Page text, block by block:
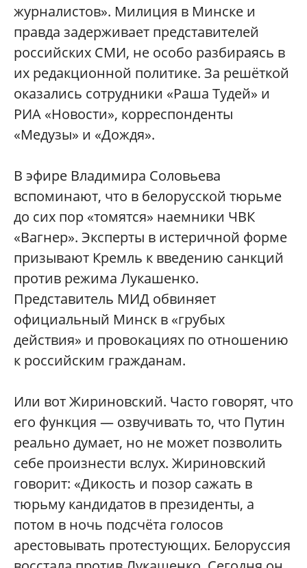
журналистов». Милиция в Минске и
правда задерживает представителей
российских СМИ, не особо разбираясь в
их редакционной политике. За решёткой
оказались сотрудники «Раша Тудей» и
РИА «Новости», корреспонденты
«Медузы» и «Дождя».
В эфире Владимира Соловьева
вспоминают, что в белорусской тюрьме
до сих пор «томятся» наемники ЧВК
«Вагнер». Эксперты в истеричной форме
призывают Кремль к введению санкций
против режима Лукашенко.
Представитель МИД обвиняет
официальный Минск в «грубых
действия» и провокациях по отношению
к российским гражданам.
Или вот Жириновский. Часто говорят, что
его функция — озвучивать то, что Путин
реально думает, но не может позволить
себе произнести вслух. Жириновский
говорит: «Дикость и позор сажать в
тюрьму кандидатов в президенты, а
потом в ночь подсчёта голосов
арестовывать протестующих. Белоруссия